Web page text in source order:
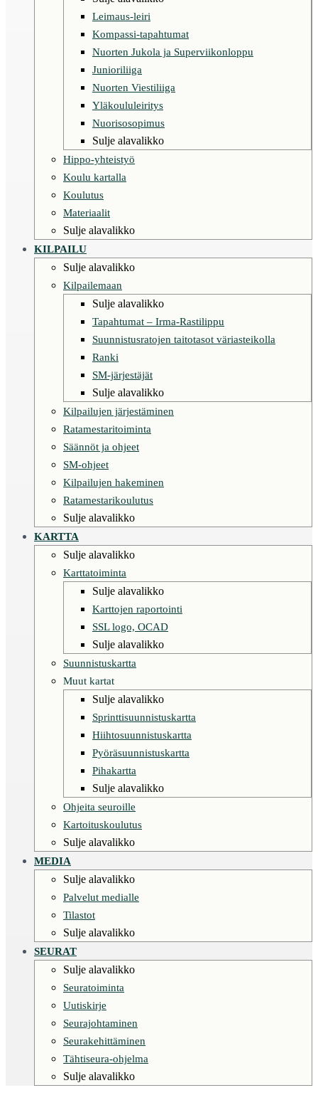
Leimaus-leiri
Kompassi-tapahtumat
Nuorten Jukola ja Superviikonloppu
Junioriliiga
Nuorten Viestiliiga
Yläkoululeiritys
Nuorisosopimus
Sulje alavalikko
Hippo-yhteistyö
Koulu kartalla
Koulutus
Materiaalit
Sulje alavalikko
KILPAILU
Sulje alavalikko
Kilpailemaan
Sulje alavalikko
Tapahtumat – Irma-Rastilippu
Suunnistusratojen taitotasot väriasteikolla
Ranki
SM-järjestäjät
Sulje alavalikko
Kilpailujen järjestäminen
Ratamestaritoiminta
Säännöt ja ohjeet
SM-ohjeet
Kilpailujen hakeminen
Ratamestarikoulutus
Sulje alavalikko
KARTTA
Sulje alavalikko
Karttatoiminta
Sulje alavalikko
Karttojen raportointi
SSL logo, OCAD
Sulje alavalikko
Suunnistuskartta
Muut kartat
Sulje alavalikko
Sprinttisuunnistuskartta
Hiihtosuunnistuskartta
Pyöräsuunnistuskartta
Pihakartta
Sulje alavalikko
Ohjeita seuroille
Kartoituskoulutus
Sulje alavalikko
MEDIA
Sulje alavalikko
Palvelut medialle
Tilastot
Sulje alavalikko
SEURAT
Sulje alavalikko
Seuratoiminta
Uutiskirje
Seurajohtaminen
Seurakehittäminen
Tähtiseura-ohjelma
Sulje alavalikko